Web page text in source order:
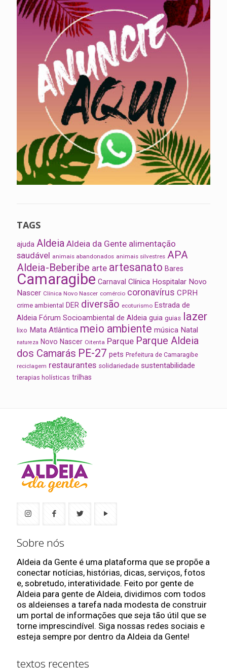
TAGS
ajuda Aldeia Aldeia da Gente alimentação
saudável animais abandonados animais silvestres APA
Aldeia-Beberibe arte artesanato Bares
Camaragibe Carnaval Clínica Hospitalar Novo
Nascer Clínica Novo Nascer comércio coronavírus CPRH
crime ambiental DER diversão ecoturismo Estrada de
Aldeia Fórum Socioambiental de Aldeia guia guias lazer
lixo Mata Atlântica meio ambiente música Natal
natureza Novo Nascer Oitenta Parque Parque Aldeia
dos Camarás PE-27 pets Prefeitura de Camaragibe
reciclagem restaurantes solidariedade sustentabilidade
terapias holísticas trilhas
Sobre nós
Aldeia da Gente é uma plataforma que se propõe a
conectar notícias, histórias, dicas, serviços, fotos
e, sobretudo, interatividade. Feito por gente de
Aldeia para gente de Aldeia, dividimos com todos
os aldeienses a tarefa nada modesta de construir
um portal de informações que seja tão útil que se
torne imprescindível. Siga nossas redes sociais e
esteja sempre por dentro da Aldeia da Gente!
textos recentes